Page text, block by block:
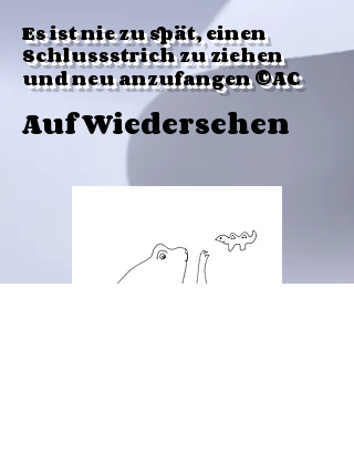
Es ist nie zu spät, einen
Schlussstrich zu ziehen
und neu anzufangen©AC
Auf Wiedersehen